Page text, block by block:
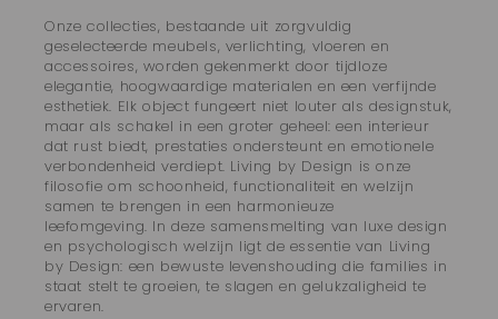
Onze collecties, bestaande uit zorgvuldig
geselecteerde meubels, verlichting, vloeren en
accessoires, worden gekenmerkt door tijdloze
elegantie, hoogwaardige materialen en een verfijnde
esthetiek. Elk object fungeert niet louter als designstuk,
maar als schakel in een groter geheel: een interieur
dat rust biedt, prestaties ondersteunt en emotionele
verbondenheid verdiept. Living by Design is onze
filosofie om schoonheid, functionaliteit en welzijn
samen te brengen in een harmonieuze
leefomgeving. In deze samensmelting van luxe design
en psychologisch welzijn ligt de essentie van Living
by Design: een bewuste levenshouding die families in
staat stelt te groeien, te slagen en gelukzaligheid te
ervaren.